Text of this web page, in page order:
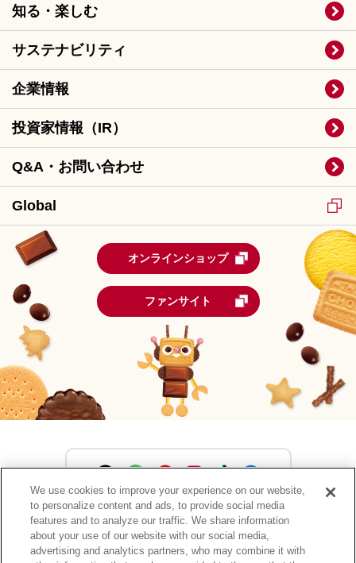
知る・楽しむ
サステナビリティ
企業情報
投資家情報（IR）
Q&A・お問い合わせ
Global
オンラインショップ
ファンサイト
森永製菓公式アカウント一覧
We use cookies to improve your experience on our website,
to personalize content and ads, to provide social media
features and to analyze our traffic. We share information
about your use of our website with our social media,
advertising and analytics partners, who may combine it with